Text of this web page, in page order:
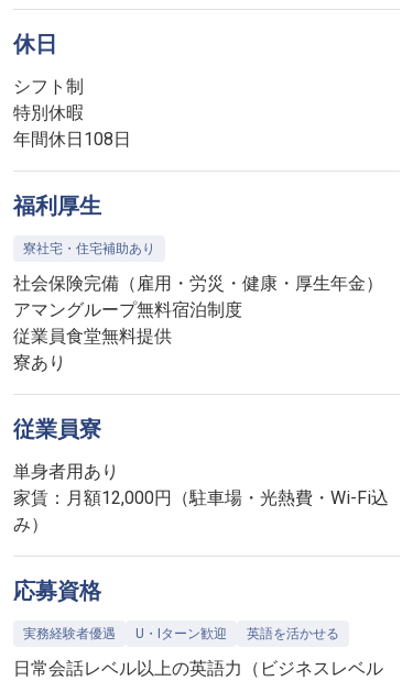
休日
シフト制
特別休暇
年間休日108日
福利厚生
寮社宅・住宅補助あり
社会保険完備（雇用・労災・健康・厚生年金）
アマングループ無料宿泊制度
従業員食堂無料提供
寮あり
従業員寮
単身者用あり
家賃：月額12,000円（駐車場・光熱費・Wi-Fi込
み）
応募資格
実務経験者優遇 U・Iターン歓迎 英語を活かせる
日常会話レベル以上の英語力（ビジネスレベル